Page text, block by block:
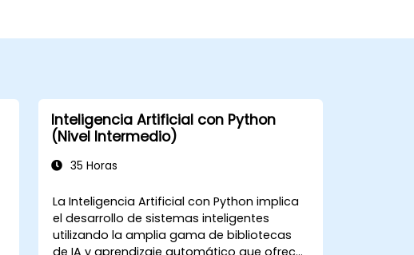
Inteligencia Artificial con Python
(Nivel Intermedio)
35 Horas
La Inteligencia Artificial con Python implica
el desarrollo de sistemas inteligentes
utilizando la amplia gama de bibliotecas
de IA y aprendizaje automático que ofrece